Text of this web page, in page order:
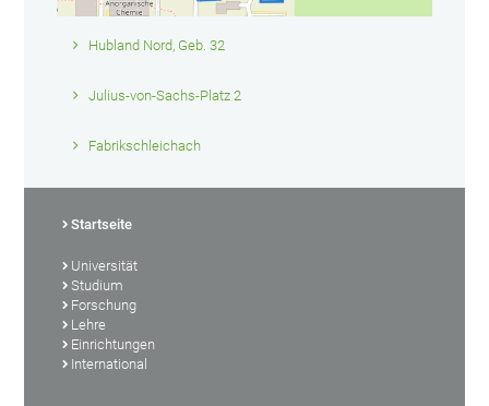
Hubland Nord, Geb. 32
Julius-von-Sachs-Platz 2
Fabrikschleichach
Startseite
Universität
Studium
Forschung
Lehre
Einrichtungen
International